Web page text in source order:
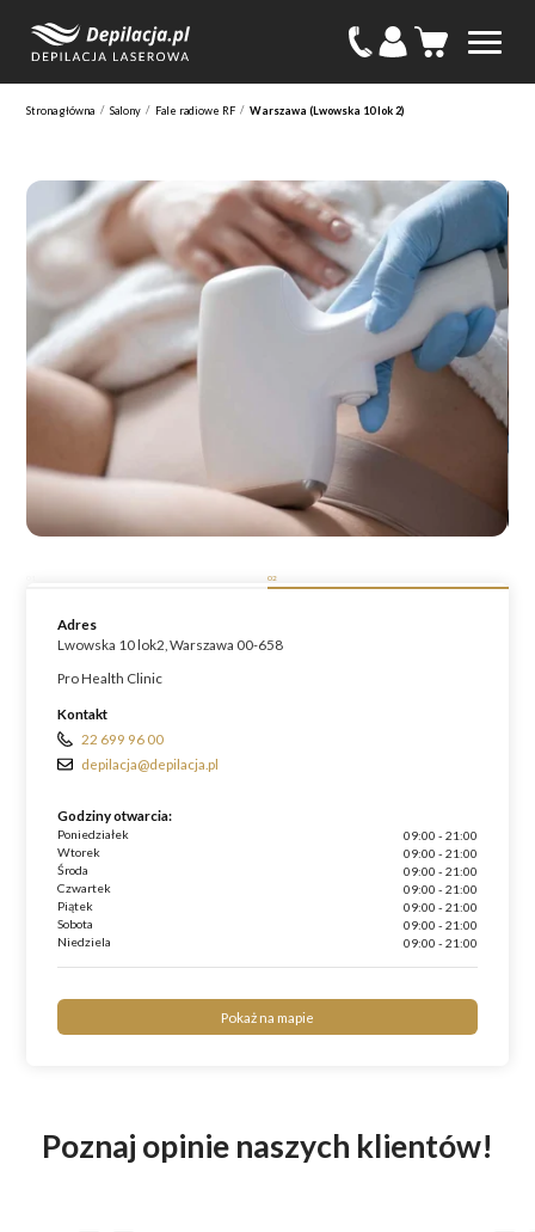
Strona główna / Salony / Fale radiowe RF / Warszawa (Lwowska 10 lok 2)
02
Adres
Lwowska 10 lok2, Warszawa 00-658
Pro Health Clinic
Kontakt
22 699 96 00
depilacja@depilacja.pl
Godziny otwarcia:
Poniedziałek
09:00 - 21:00
Wtorek
09:00 - 21:00
Środa
09:00 - 21:00
Czwartek
09:00 - 21:00
Piątek
09:00 - 21:00
Sobota
09:00 - 21:00
Niedziela
09:00 - 21:00
Pokaż na mapie
Poznaj opinie naszych klientów!